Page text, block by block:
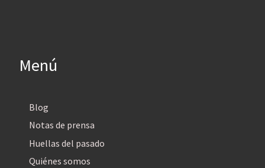
Menú
Blog
Notas de prensa
Huellas del pasado
Quiénes somos